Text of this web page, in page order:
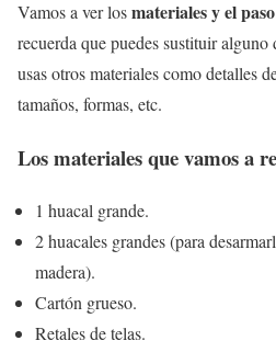
Vamos a ver losmateriales y el
recuerda que puedes sustituir
usas otros materiales como detalles
tamaños, formas, etc.
Los materiales que vamos a
1 huacal grande.
2 huacales grandes (para
madera).
Cartón grueso.
Retales de telas.